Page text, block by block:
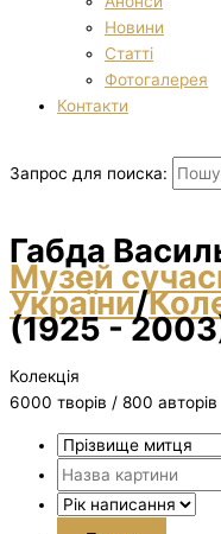
Новини
Статті
Фотогалерея
Контакти
Запрос для поиска:
Габда
Музей
України/
(1925 -
Колекція
6000 творiв / 800 авторів